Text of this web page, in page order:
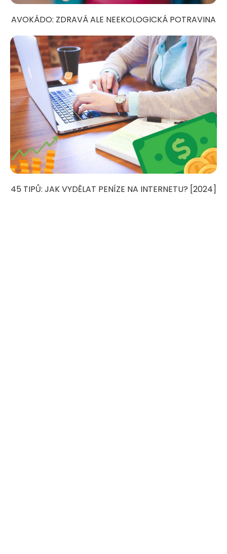
AVOKÁDO: ZDRAVÁ ALE NEEKOLOGICKÁ POTRAVINA
45 TIPŮ: JAK VYDĚLAT PENÍZE NA INTERNETU? [2024]